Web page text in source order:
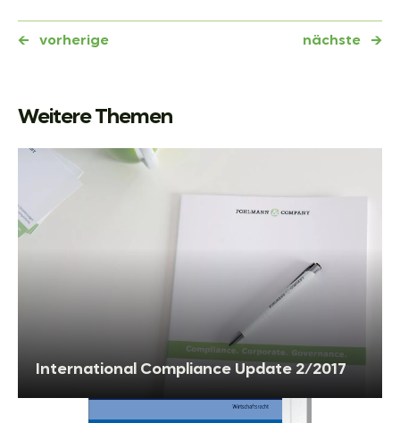
← vorherige nächste →
Weitere Themen
International Compliance Update 2/2017